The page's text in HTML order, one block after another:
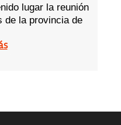
lugar la reunión
de la provincia de